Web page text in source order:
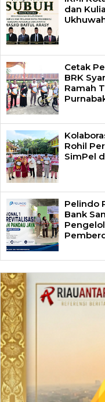
dan
Cetak
BRK
Ramah
Rohil
SimPel
Pelindo
Bank